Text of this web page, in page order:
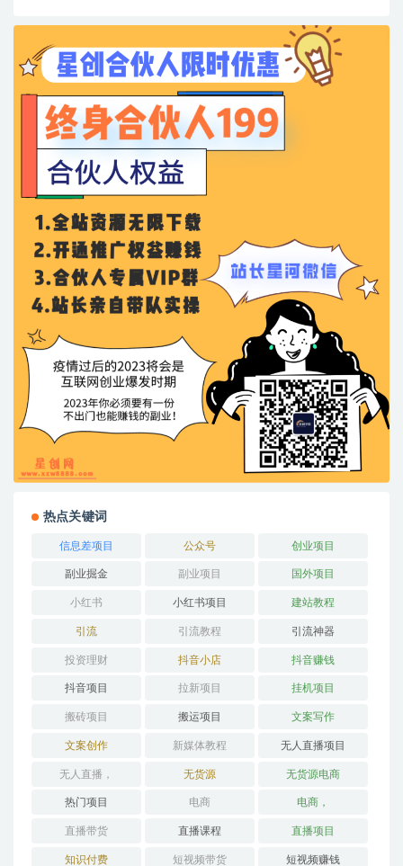
热点关键词
信息差项目 公众号 创业项目
副业掘金 副业项目 国外项目
小红书 小红书项目 建站教程
引流 引流教程 引流神器
投资理财 抖音小店 抖音赚钱
抖音项目 拉新项目 挂机项目
搬砖项目 搬运项目 文案写作
文案创作 新媒体教程 无人直播项目
无人直播， 无货源 无货源电商
热门项目 电商 电商，
直播带货 直播课程 直播项目
知识付费 短视频带货 短视频赚钱